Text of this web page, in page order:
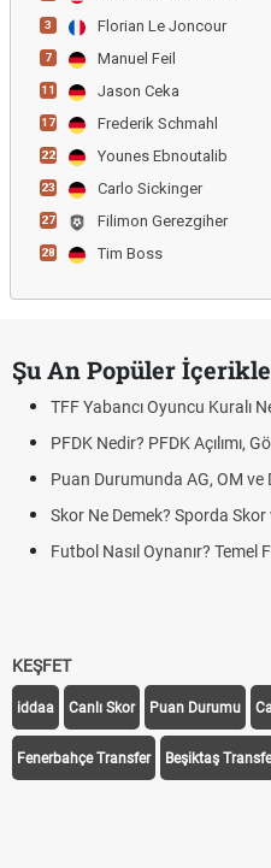
3 Florian Le Joncour
7 Manuel Feil
11 Jason Ceka
17 Frederik Schmahl
22 Younes Ebnoutalib
23 Carlo Sickinger
27 Filimon Gerezgiher
28 Tim Boss
Şu An Popüler
TFF Yabancı Oyuncu Kuralı
PFDK Nedir? PFDK Açılımı,
Puan Durumunda AG, OM ve
Skor Ne Demek? Sporda
Futbol Nasıl Oynanır? Temel
KEŞFET
iddaa Canlı Skor Puan Durumu
Fenerbahçe Transfer Beşiktaş